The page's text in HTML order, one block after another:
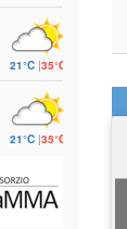
21°C |35°C
21°C |35°C